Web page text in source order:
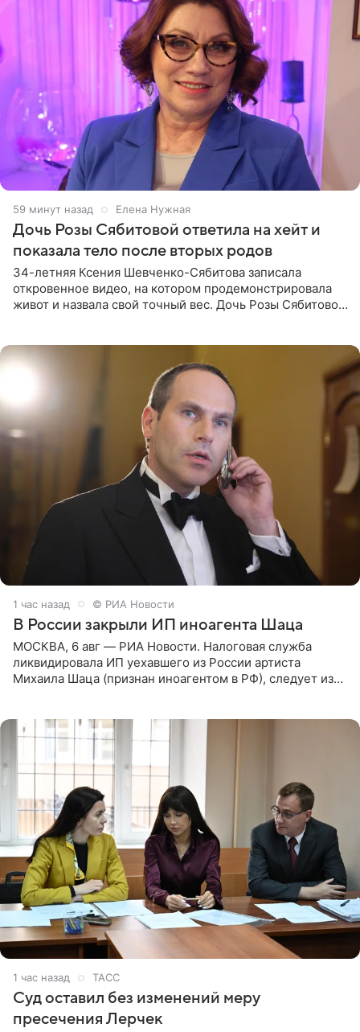
59 минут назад Елена Нужная
Дочь Розы Сябитовой ответила на хейт и
показала тело после вторых родов
34-летняя Ксения Шевченко-Сябитова записала
откровенное видео, на котором продемонстрировала
живот и назвала свой точный вес. Дочь Розы Сябитовой
1 час назад © РИА Новости
В России закрыли ИП иноагента Шаца
МОСКВА, 6 авг — РИА Новости. Налоговая служба
ликвидировала ИП уехавшего из России артиста
Михаила Шаца (признан иноагентом в РФ), следует из
1 час назад ТАСС
Суд оставил без изменений меру
пресечения Лерчек